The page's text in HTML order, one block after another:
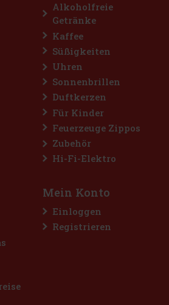
Alkoholfreie
Getränke
Kaffee
Süßigkeiten
Uhren
Sonnenbrillen
Duftkerzen
Für Kinder
Feuerzeuge Zippos
Zubehör
Hi-Fi-Elektro
Mein Konto
Einloggen
Registrieren